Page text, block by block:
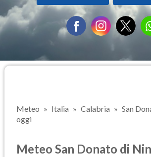
Meteo Italia Calabria
San
oggi
Meteo San Donato di